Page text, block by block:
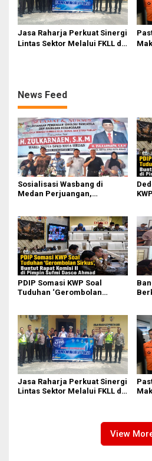
Jasa Raharja Perkuat Sinergi
Lintas Sektor Melalui FKLL di
News Feed
Sosialisasi Wasbang di
Medan Perjuangan,
Anak
PDIP Somasi KWP Soal
Tuduhan ‘Gerombolan
Ahmad
Jasa Raharja Perkuat Sinergi
Lintas Sektor Melalui FKLL di
View